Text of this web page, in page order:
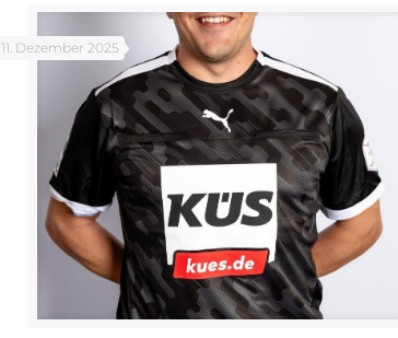
11. Dezember 2025